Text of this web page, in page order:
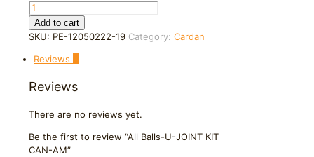
All
Balls-
U-
KIT
AM
Add to cart
SKU: PE-12050222-19 Category: Cardan
Reviews
Reviews
There are no reviews yet.
Be the first to review “All Balls-U-JOINT KIT
CAN-AM”